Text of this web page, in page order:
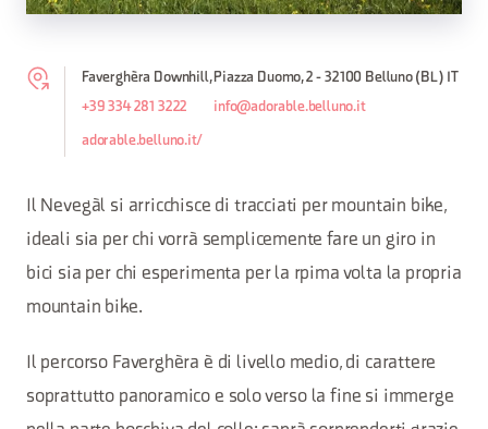
Faverghèra Downhill, Piazza Duomo, 2 - 32100 Belluno (BL) IT
+39 334 281 3222 info@adorable.belluno.it
adorable.belluno.it/
Il Nevegàl si arricchisce di tracciati per mountain bike,
ideali sia per chi vorrà semplicemente fare un giro in
bici sia per chi esperimenta per la rpima volta la propria
mountain bike.
Il percorso Faverghèra è di livello medio, di carattere
soprattutto panoramico e solo verso la fine si immerge